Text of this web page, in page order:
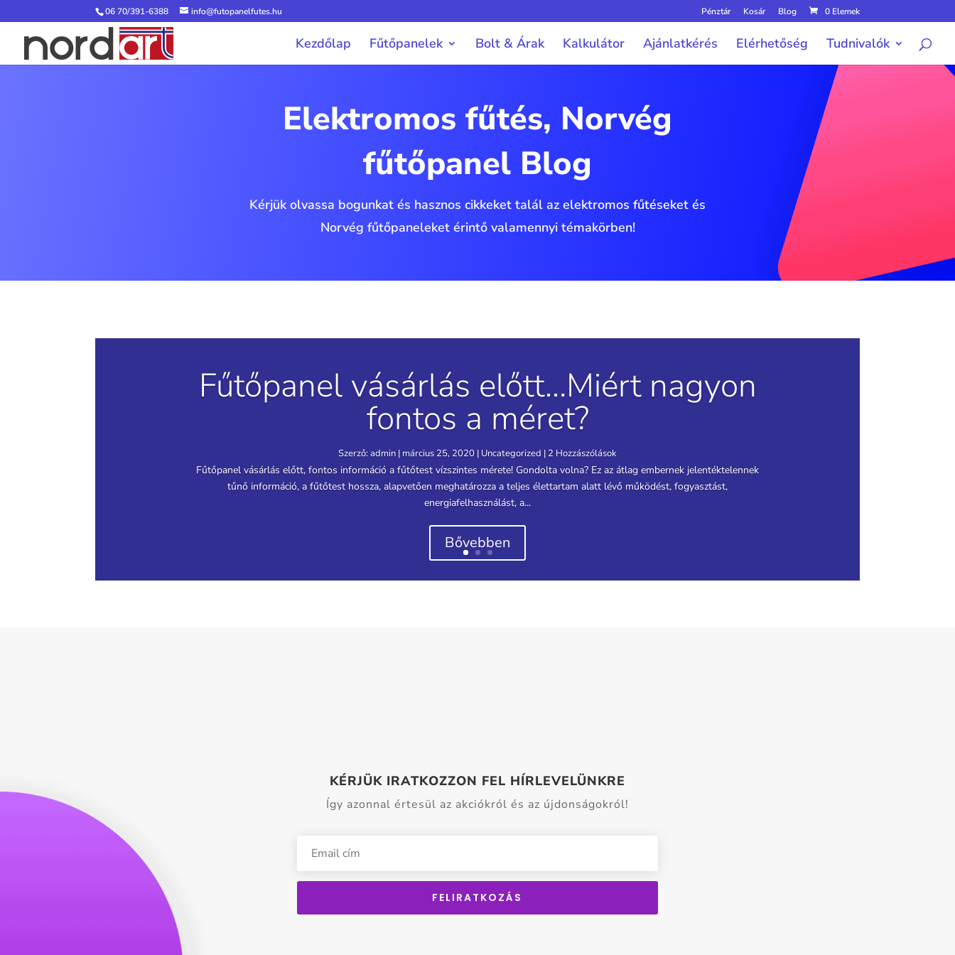
06 70/391-6388 info@futopanelfutes.hu Pénztár Kosár Blog 0 Elemek
Kezdőlap Fűtőpanelek Bolt & Árak Kalkulátor Ajánlatkérés Elérhetőség Tudnivalók
Elektromos fűtés, Norvég
fűtőpanel Blog
Kérjük olvassa bogunkat és hasznos cikkeket talál az elektromos fűtéseket és
Norvég fűtőpaneleket érintő valamennyi témakörben!
Fűtőpanel vásárlás előtt…Miért nagyon
fontos a méret?
Szerző:admin | március 25, 2020 | Uncategorized | 2 Hozzászólások
Fűtőpanel vásárlás előtt, fontos információ a fűtőtest vízszintes mérete! Gondolta volna? Ez az átlag embernek jelentéktelennek
tűnő információ, a fűtőtest hossza, alapvetően meghatározza a teljes élettartam alatt lévő működést, fogyasztást,
energiafelhasználást, a...
Bővebben
KÉRJÜK IRATKOZZON FEL HÍRLEVELÜNKRE
Így azonnal értesül az akciókról és az újdonságokról!
FELIRATKOZÁS